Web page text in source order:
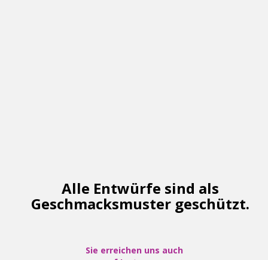
Alle Entwürfe sind als
Geschmacksmuster geschützt.
Sie erreichen uns auch